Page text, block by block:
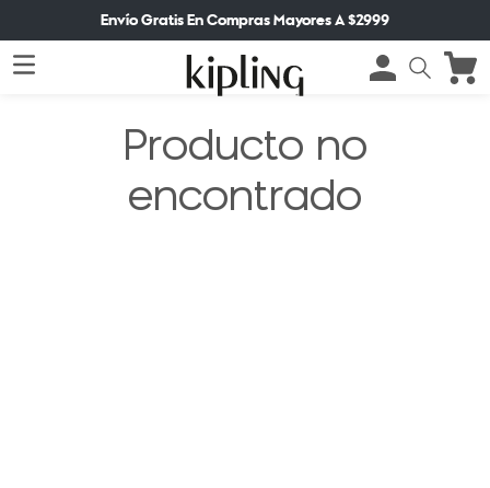
Envío Gratis En Compras Mayores A $2999
Producto no
encontrado